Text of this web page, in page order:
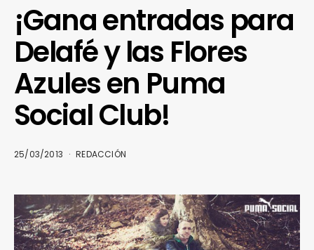
¡Gana entradas para
Delafé y las Flores
Azules en Puma
Social Club!
25/03/2013 REDACCIÓN